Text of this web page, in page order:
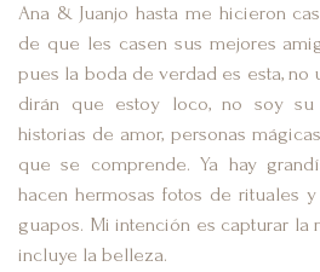
Ana & Juanjo hasta me hicieron
de que les casen sus mejores
pues la boda de verdad es esta, no
dirán que estoy loco, no soy su
historias de amor, personas
que se comprende. Ya hay
hacen hermosas fotos de rituales
guapos. Mi intención es capturar la
incluye la belleza.